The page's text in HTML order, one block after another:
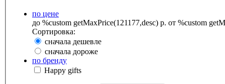
по цене
до %custom getMaxPrice(121177,desc) р. от %custom
Сортировка:
сначала дешевле
сначала дороже
по бренду
Happy gifts